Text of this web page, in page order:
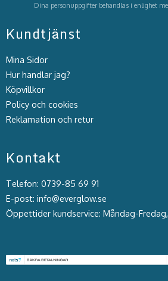
Dina personuppgifter behandlas i enlighet
Kundtjänst
Mina Sidor
Hur handlar jag?
Köpvillkor
Policy och cookies
Reklamation och retur
Kontakt
Telefon: 0739-85 69 91
E-post: info@everglow.se
Öppettider kundservice: Måndag-